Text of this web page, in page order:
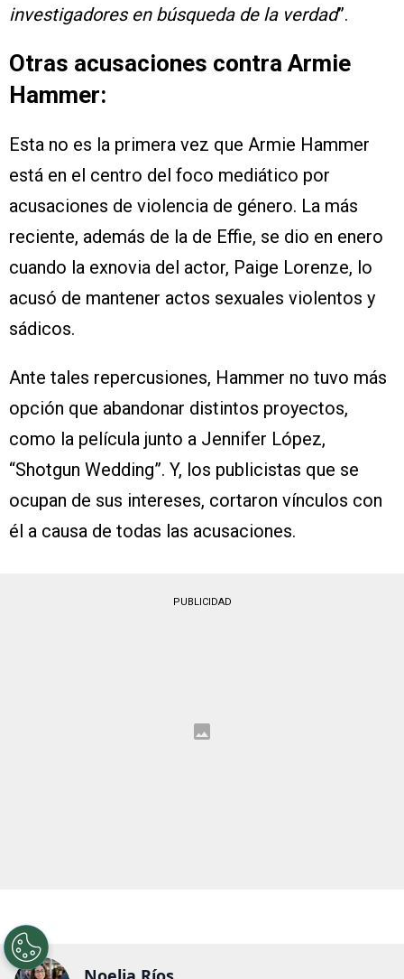
investigadores en búsqueda de la verdad”.
Otras acusaciones contra Armie
Hammer:
Esta no es la primera vez que Armie Hammer
está en el centro del foco mediático por
acusaciones de violencia de género. La más
reciente, además de la de Effie, se dio en enero
cuando la exnovia del actor, Paige Lorenze, lo
acusó de mantener actos sexuales violentos y
sádicos.
Ante tales repercusiones, Hammer no tuvo más
opción que abandonar distintos proyectos,
como la película junto a Jennifer López,
“Shotgun Wedding”. Y, los publicistas que se
ocupan de sus intereses, cortaron vínculos con
él a causa de todas las acusaciones.
PUBLICIDAD